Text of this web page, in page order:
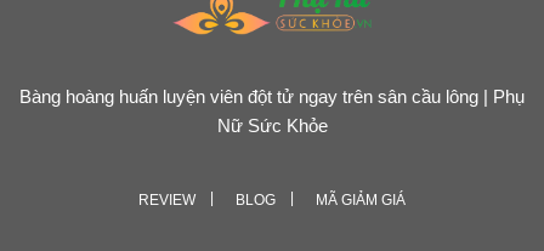
Bàng hoàng huấn luyện viên đột tử ngay trên sân cầu lông | Phụ
Nữ Sức Khỏe
REVIEW BLOG MÃ GIẢM GIÁ